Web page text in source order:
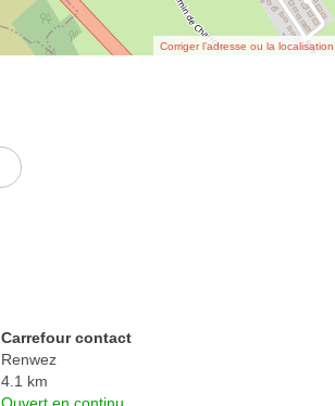
Corriger l’adresse ou la localisation
Carrefour contact
Renwez
4.1 km